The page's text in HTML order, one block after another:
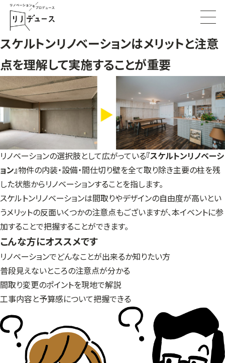
スケルトンリノベーションはメリットと注意
点を理解して実施することが重要
リノベーションの選択肢として広がっている『スケルトンリノベーシ
ョン』物件の内装・設備・間仕切り壁を全て取り除き主要の柱を残
した状態からリノベーションすることを指します。
スケルトンリノベーションは間取りやデザインの自由度が高いとい
うメリットの反面いくつかの注意点もございますが、本イベントに参
加することで把握することができます。
こんな方にオススメです
リノベーションでどんなことが出来るか知りたい方
普段見えないところの注意点が分かる
間取り変更のポイントを現地で解説
工事内容と予算感について把握できる